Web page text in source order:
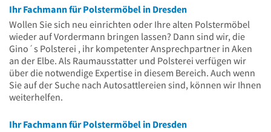
Ihr Fachmann für Polstermöbel in Dresden
Wollen Sie sich neu einrichten oder Ihre alten Polstermöbel
wieder auf Vordermann bringen lassen? Dann sind wir, die
Gino´s Polsterei , ihr kompetenter Ansprechpartner in Aken
an der Elbe. Als Raumausstatter und Polsterei verfügen wir
über die notwendige Expertise in diesem Bereich. Auch wenn
Sie auf der Suche nach Autosattlereien sind, können wir Ihnen
weiterhelfen.
Ihr Fachmann für Polstermöbel in Dresden